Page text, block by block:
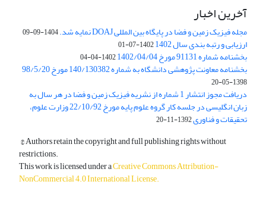
آخرین اخبار
مجله فیزیک زمین و فضا در پایگاه بین المللی DOAJ نمایه شد. 1404-09-09
ارزیابی و رتبه بندی سال 1402 1402-07-01
بخشنامه شماره 91131 مورخ 1402/04/04 1402-04-04
بخشنامه معاونت پژوهشی دانشگاه به شماره 140/130382 مورخ 98/5/20
1398-05-20
دریافت مجوز انتشار 1 شماره از نشریه فیزیک زمین و فضا در هر سال به
زبان انگلیسی در جلسه کار گروه علوم پایه مورخ 22/10/92 وزارت علوم،
تحقیقات و فناوری1392-11-20
© Authors retain the copyright and full publishing rights without
restrictions.
This work is licensed under aCreative Commons Attribution-
NonCommercial 4.0 International License.